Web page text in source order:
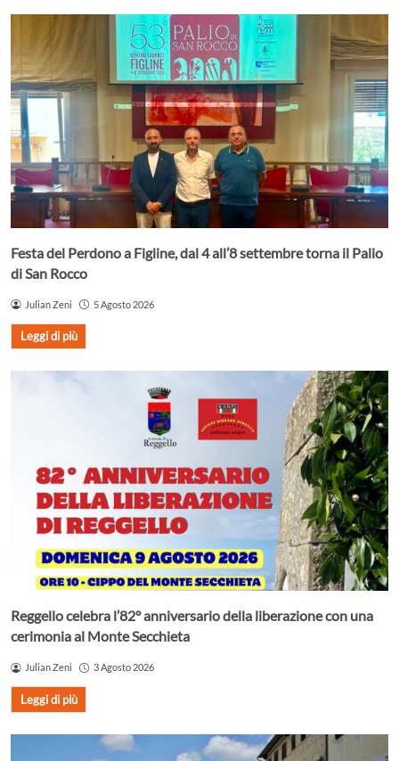
Festa del Perdono a Figline, dal 4 all’8 settembre torna il Palio
di San Rocco
Julian Zeni 5 Agosto 2026
Leggi di più
Reggello celebra l’82° anniversario della liberazione con una
cerimonia al Monte Secchieta
Julian Zeni 3 Agosto 2026
Leggi di più